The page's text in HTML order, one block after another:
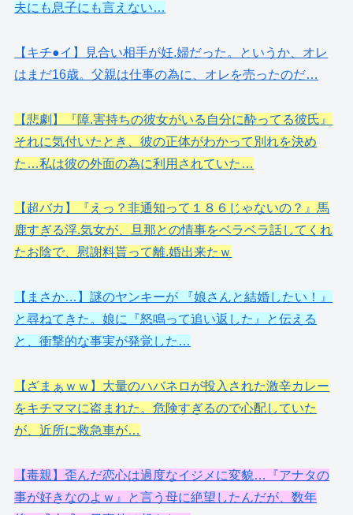
夫にも息子にも言えない…
【キチ●イ】見合い相手が妊.婦だった。というか、オレ
はまだ16歳。父親は仕事の為に、オレを売ったのだ…
【悲劇】『障.害持ちの彼女がいる自分に酔ってる彼氏』
それに気付いたとき、彼の正体がわかって別れを決め
た…私は彼の外面の為に利用されていた…
【超バカ】『えっ？非通知って１８６じゃないの？』馬
鹿すぎる浮.気女が、旦那との情事をベラベラ話してくれ
たお陰で、慰謝料貰って離.婚出来たｗ
【まさか…】謎のヤンキーが 『娘さんと結婚したい！』
と尋ねてきた。娘に『怒鳴って追い返した』と伝える
と、衝撃的な事実が発覚した…
【ざまぁｗｗ】大量のハバネロが投入された激辛カレー
をキチママに盗まれた。危険すぎるので心配していた
が、近所に救急車が…
【毒親】歪んだ恋心は過度なイジメに変貌…『アナタの
事が好きなのよｗ』と言う母に絶望したんだが、数年